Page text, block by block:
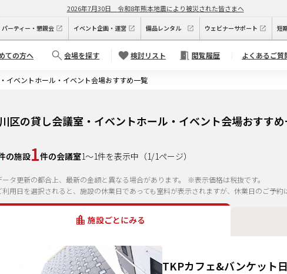
2026年7月30日 令和8年熊本地震により被災された皆さまへ
パーティー・懇親会 イベント企画・運営 備品レンタル ウェビナーサポート 短
ての方へ 会場を探す 検討リスト 閲覧履歴 よくあるご質
イベントホール・イベント会場おすすめ一覧
区の貸し会議室・イベントホール・イベント会場おすす
の施設1件の会議室1～1件を表示中 （1/1ページ）
タ更新の都合上、最新の金額と異なる場合があります。
※表示価格は税抜です。
用日を選択されると、施設の休業日であっても室料が表示されますが、休業日のご予
施設ごとにみる
TKPカフェ&バンケット